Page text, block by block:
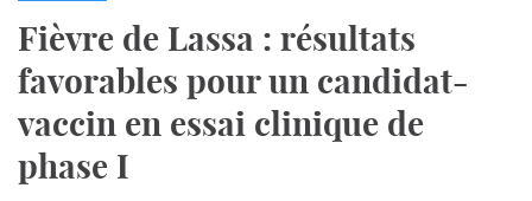
Fièvre de Lassa : résultats
favorables pour un candidat-
vaccin en essai clinique de
phase I